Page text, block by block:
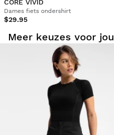
CORE VIVID
Dames fiets ondershirt
$29.95
Meer keuzes voor jou